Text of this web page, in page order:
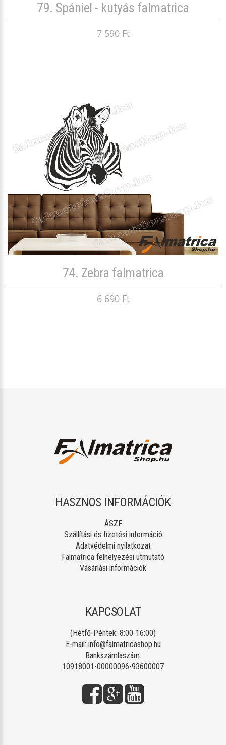
79. Spániel - kutyás falmatrica
7 590 Ft
74. Zebra falmatrica
6 690 Ft
HASZNOS INFORMÁCIÓK
ÁSZF
Szállítási és fizetési információ
Adatvédelmi nyilatkozat
Falmatrica felhelyezési útmutató
Vásárlási információk
KAPCSOLAT
(Hétfő-Péntek: 8:00-16:00)
E-mail: info@falmatricashop.hu
Bankszámlaszám:
10918001-00000096-93600007